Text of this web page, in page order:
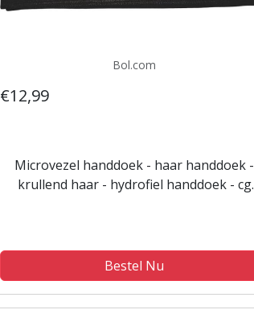
Bol.com
€12,99
Microvezel handdoek - haar handdoek -
krullend haar - hydrofiel handdoek - cg
Bestel Nu